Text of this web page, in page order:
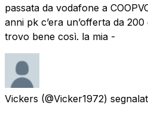
passata da vodafone a
anni pk c’era un’offerta da
trovo bene così. la mia -
Vickers (@Vicker1972)